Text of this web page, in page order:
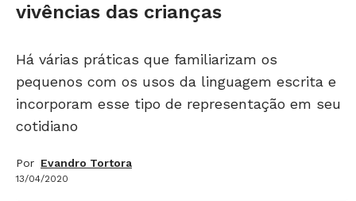
vivências das crianças
Há várias práticas que familiarizam os
pequenos com os usos da linguagem escrita e
incorporam esse tipo de representação em seu
cotidiano
Por Evandro Tortora
13/04/2020